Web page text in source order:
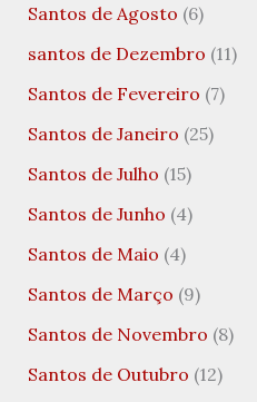
Santos de Agosto (6)
santos de Dezembro (11)
Santos de Fevereiro (7)
Santos de Janeiro (25)
Santos de Julho (15)
Santos de Junho (4)
Santos de Maio (4)
Santos de Março (9)
Santos de Novembro (8)
Santos de Outubro (12)